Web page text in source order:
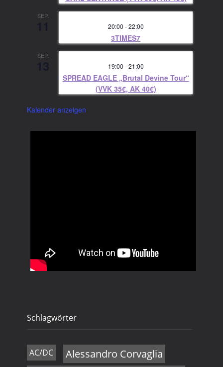
SEP.
20:00 -22:00
3TIMES7
SEP.
19:00 -21:00
SPREAD EAGLE „Brutal Devine Tour“
(VVK 35€, AK 40€)
Kalender anzeigen
Schlagwörter
AC/DC Alessandro Corvaglia